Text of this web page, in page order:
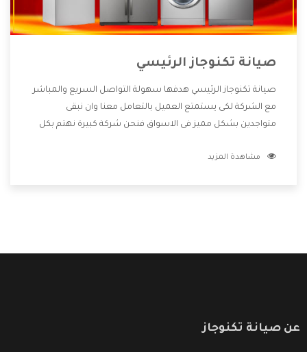
صيانة تكنوجاز الرئيسي
صيانة تكنوجاز الرئيسي هدفها سهولة التواصل السريع والمباشر
مع الشركة لكى يستمتع العميل بالتعامل معنا وان نبقى
متواجدين بشكل مميز فى الاسواق فنحن شركة كبيرة نهتم بكل
الشركة بها والتى تكون منها خدمة الصيانة التى تكون من أهم
مشاهدة المزيد
عن صيانة تكنوجاز